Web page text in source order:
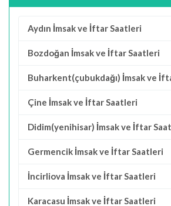
Aydın İmsak ve İftar Saatleri
Bozdoğan İmsak ve İftar Saatleri
Buharkent(çubukdağı) İmsak ve
Çine İmsak ve İftar Saatleri
Didim(yenihisar) İmsak ve İftar
Germencik İmsak ve İftar Saatleri
İncirliova İmsak ve İftar Saatleri
Karacasu İmsak ve İftar Saatleri